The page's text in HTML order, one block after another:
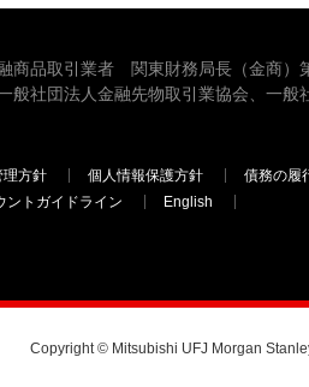
商品取引業者 関東財務局長（金商）
社団法人金融先物取引業協会、一
理方針 個人情報保護方針 債務の履
ントガイドライン English
Copyright © Mitsubishi UFJ Morgan